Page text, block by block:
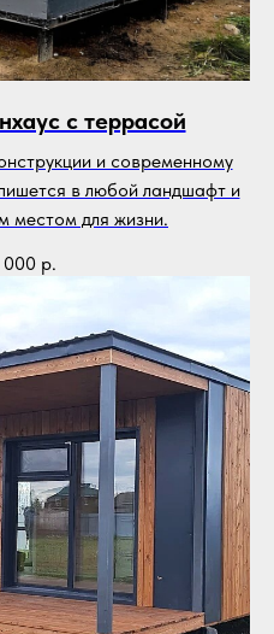
с террасой
и современному
в любой ландшафт и
местом для жизни.
000 р.